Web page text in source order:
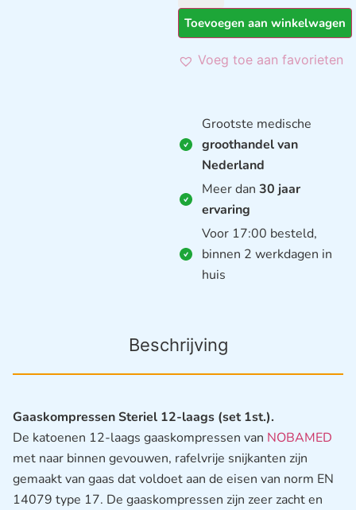
Toevoegen aan winkelwagen
Voeg toe aan favorieten
Grootste medische
groothandel van
Nederland
Meer dan 30 jaar
ervaring
Voor 17:00 besteld,
binnen 2 werkdagen in
huis
Beschrijving
Gaaskompressen Steriel 12-laags (set 1st.).
De katoenen 12-laags gaaskompressen van NOBAMED
met naar binnen gevouwen, rafelvrije snijkanten zijn
gemaakt van gaas dat voldoet aan de eisen van norm EN
14079 type 17. De gaaskompressen zijn zeer zacht en